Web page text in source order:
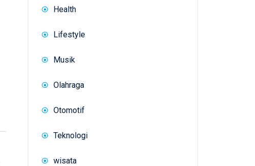
Health
Lifestyle
Musik
Olahraga
Otomotif
Teknologi
wisata